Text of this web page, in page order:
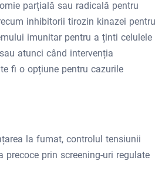
parțială sau radicală pentru
inhibitorii tirozin kinazei pentru
imunitar pentru a ținti celulele
atunci când intervenția
fi o opțiune pentru cazurile
la fumat, controlul tensiunii
prin screening-uri regulate